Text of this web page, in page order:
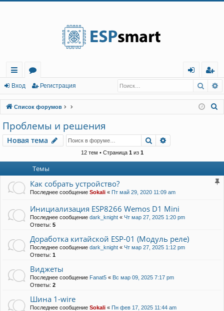
с
ы
лк
и
о
ру
м
ы
д
г
ис
тр
Вход Регистрация
Список форумов
Проблемы и решения
Новая тема
Новая тема Поиск
12 тем • Страница 1из 1
Темы
Как собрать устройство?
Последнее сообщение Sokali « Пт май 29, 2020 11:09 am
Инициализация ESP8266 Wemos D1 Mini
Последнее сообщение dark_knight « Чт мар 27, 2025 1:20 pm
Ответы: 5
Доработка китайской ESP-01 (Модуль реле)
Последнее сообщение dark_knight « Чт мар 27, 2025 1:12 pm
Ответы: 1
Виджеты
Последнее сообщение Fanat5 « Вс мар 09, 2025 7:17 pm
Ответы: 2
Шина 1-wire
Последнее сообщение Sokali « Пн фев 17, 2025 11:44 am